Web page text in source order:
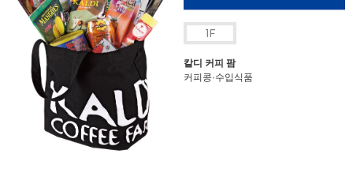
칼디 커피 팜
커피콩·수입식품